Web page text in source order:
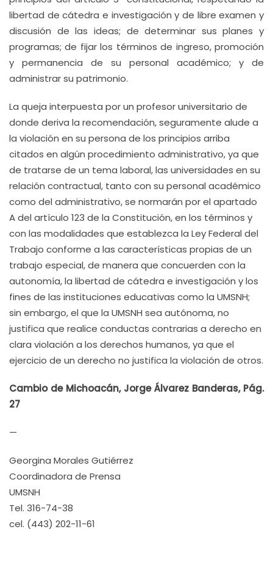
libertad de cátedra e investigación y de libre examen y
discusión de las ideas; de determinar sus planes y
programas; de fijar los términos de ingreso, promoción
y permanencia de su personal académico; y de
administrar su patrimonio.
La queja interpuesta por un profesor universitario de
donde deriva la recomendación, seguramente alude a
la violación en su persona de los principios arriba
citados en algún procedimiento administrativo, ya que
de tratarse de un tema laboral, las universidades en su
relación contractual, tanto con su personal académico
como del administrativo, se normarán por el apartado
A del artículo 123 de la Constitución, en los términos y
con las modalidades que establezca la Ley Federal del
Trabajo conforme a las características propias de un
trabajo especial, de manera que concuerden con la
autonomía, la libertad de cátedra e investigación y los
fines de las instituciones educativas como la UMSNH;
sin embargo, el que la UMSNH sea autónoma, no
justifica que realice conductas contrarias a derecho en
clara violación a los derechos humanos, ya que el
ejercicio de un derecho no justifica la violación de otros.
Cambio de Michoacán, Jorge Álvarez Banderas, Pág.
27
—
Georgina Morales Gutiérrez
Coordinadora de Prensa
UMSNH
Tel. 316-74-38
cel. (443) 202-11-61